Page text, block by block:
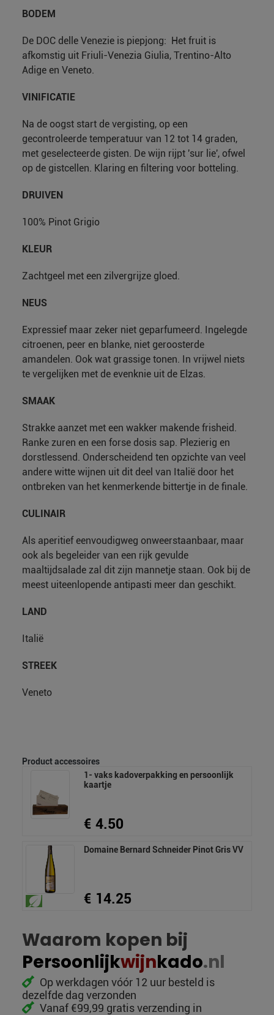
BODEM
De DOC delle Venezie is piepjong: Het fruit is
afkomstig uit Friuli-Venezia Giulia, Trentino-Alto
Adige en Veneto.
VINIFICATIE
Na de oogst start de vergisting, op een
gecontroleerde temperatuur van 12 tot 14 graden,
met geselecteerde gisten. De wijn rijpt 'sur lie', ofwel
op de gistcellen. Klaring en filtering voor botteling.
DRUIVEN
100% Pinot Grigio
KLEUR
Zachtgeel met een zilvergrijze gloed.
NEUS
Expressief maar zeker niet geparfumeerd. Ingelegde
citroenen, peer en blanke, niet geroosterde
amandelen. Ook wat grassige tonen. In vrijwel niets
te vergelijken met de evenknie uit de Elzas.
SMAAK
Strakke aanzet met een wakker makende frisheid.
Ranke zuren en een forse dosis sap. Plezierig en
dorstlessend. Onderscheidend ten opzichte van veel
andere witte wijnen uit dit deel van Italië door het
ontbreken van het kenmerkende bittertje in de finale.
CULINAIR
Als aperitief eenvoudigweg onweerstaanbaar, maar
ook als begeleider van een rijk gevulde
maaltijdsalade zal dit zijn mannetje staan. Ook bij de
meest uiteenlopende antipasti meer dan geschikt.
LAND
Italië
STREEK
Veneto
Product accessoires
1- vaks kadoverpakking en persoonlijk
kaartje
€ 4.50
Domaine Bernard Schneider Pinot Gris VV
€ 14.25
Waarom kopen bij
Persoonlijkwijnkado.nl
Op werkdagen vóór 12 uur besteld is
dezelfde dag verzonden
Vanaf €99,99 gratis verzending in